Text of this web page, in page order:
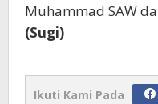
Muhammad SAW
(Sugi)
Ikuti Kami Pada